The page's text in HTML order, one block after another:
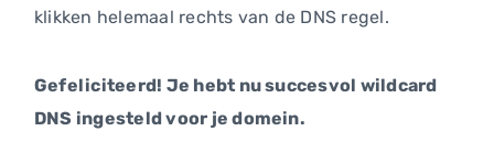
klikken helemaal rechts van de DNS regel.
Gefeliciteerd! Je hebt nu succesvol wildcard
DNS ingesteld voor je domein.